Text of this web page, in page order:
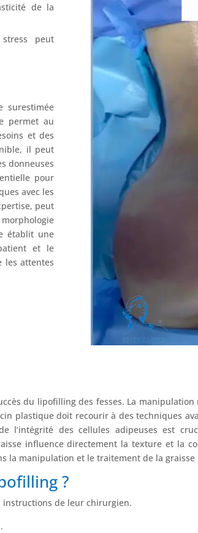
de la
peut
surestimée
permet au
et des
il peut
donneuses
pour
avec les
peut
établit une
et le
attentes
du lipofilling des fesses. La
plastique doit recourir à des techniques
l’intégrité des cellules adipeuses est
influence directement la texture et la
la manipulation et le traitement de la graisse
?
instructions de leur chirurgien.